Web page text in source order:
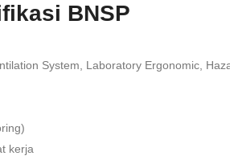
BNSP
System, Laboratory Ergonomic,
kerja